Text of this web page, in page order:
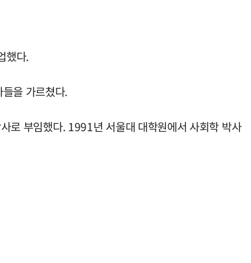
했다.
을 가르쳤다.
로 부임했다. 1991년 서울대 대학원에서 사회학 박사